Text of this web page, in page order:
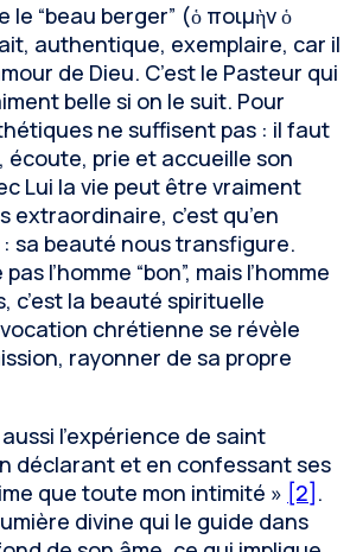
“beau berger” (ὁ ποιμὴν ὁ
authentique, exemplaire, car il
de Dieu. C’est le Pasteur qui
belle si on le suit. Pour
ne suffisent pas : il faut
écoute, prie et accueille son
Lui la vie peut être vraiment
c’est qu’en
sa beauté nous transfigure.
l’homme “bon”, mais l’homme
c’est la beauté spirituelle
chrétienne se révèle
rayonner de sa propre
l’expérience de saint
déclarant et en confessant ses
que toute mon intimité » [2] .
divine qui le guide dans